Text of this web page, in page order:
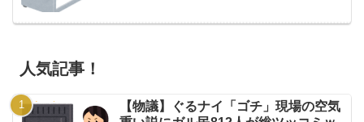
人気記事！
【物議】ぐるナイ「ゴチ」現場の空気